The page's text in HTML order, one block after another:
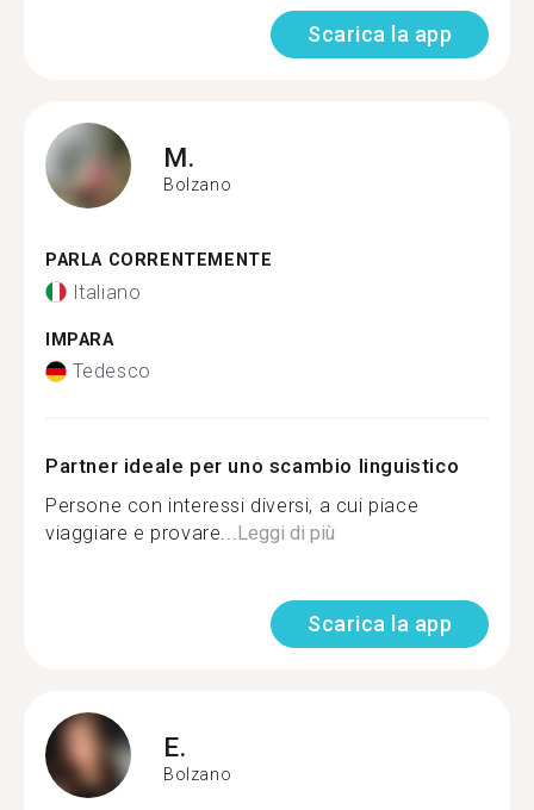
Scarica la app
M.
Bolzano
PARLA CORRENTEMENTE
Italiano
IMPARA
Tedesco
Partner ideale per uno scambio linguistico
Persone con interessi diversi, a cui piace
viaggiare e provare...Leggi di più
Scarica la app
E.
Bolzano